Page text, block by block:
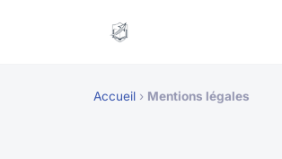
Accueil › Mentions légales